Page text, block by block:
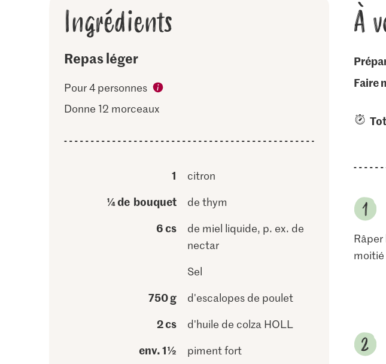
Ingrédients
Repas léger
Pour 4 personnes
Donne 12 morceaux
1 citron
¼ de bouquet de thym
6 cs
de miel liquide, p. ex. de
nectar
Sel
750 g d'escalopes de poulet
2 cs d'huile de colza HOLL
env. 1½ piment fort
À
faire
moitié